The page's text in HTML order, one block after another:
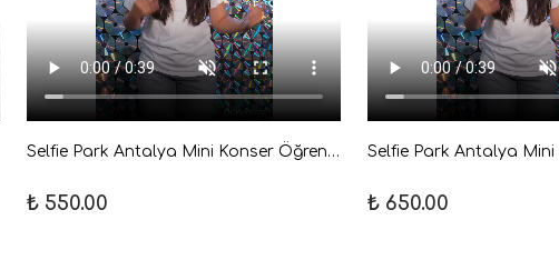
Selfie Park Antalya Mini Konser Öğrenci Giriş Bileti Dijital
₺ 550.00 ₺ 650.00